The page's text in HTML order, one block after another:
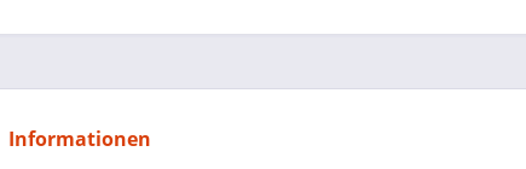
Informationen